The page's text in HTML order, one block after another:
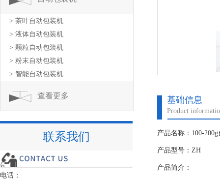
基础信息
Product
产品名称：100-
产品型号：ZH
产品简介：
> 茶叶自动包装机
> 液体自动包装机
> 颗粒自动包装机
> 粉末自动包装机
> 智能自动包装机
查看更多
联系我们
电话：